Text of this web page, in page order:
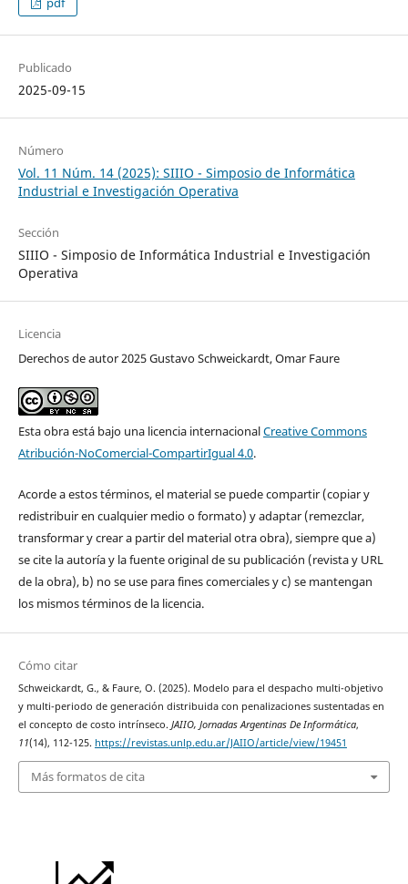
Publicado
2025-09-15
Número
Vol. 11 Núm. 14 (2025): SIIIO - Simposio de Informática
Industrial e Investigación Operativa
Sección
SIIIO - Simposio de Informática Industrial e Investigación
Operativa
Licencia
Derechos de autor 2025 Gustavo Schweickardt, Omar Faure
Esta obra está bajo una licencia internacionalCreative Commons
Atribución-NoComercial-CompartirIgual 4.0.
Acorde a estos términos, el material se puede compartir (copiar y
redistribuir en cualquier medio o formato) y adaptar (remezclar,
transformar y crear a partir del material otra obra), siempre que a)
se cite la autoría y la fuente original de su publicación (revista y URL
de la obra), b) no se use para fines comerciales y c) se mantengan
los mismos términos de la licencia.
Cómo citar
Schweickardt, G., & Faure, O. (2025). Modelo para el despacho multi-objetivo
y multi-periodo de generación distribuida con penalizaciones sustentadas en
el concepto de costo intrínseco. JAIIO, Jornadas Argentinas De Informática,
11(14), 112-125. https://revistas.unlp.edu.ar/JAIIO/article/view/19451
Más formatos de cita